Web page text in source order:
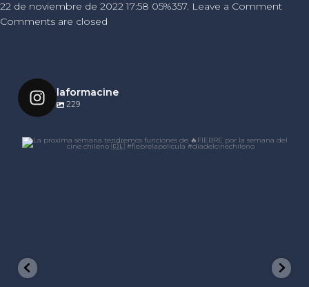
22 de noviembre de 2022 17:58 05%357. Leave a Comment
Comments are closed
laformacine
229
laformacine